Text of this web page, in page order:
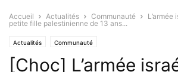
Accueil Actualités Communauté
petite fille palestinienne de 13 ans...
Actualités Communauté
[Choc] L’armée